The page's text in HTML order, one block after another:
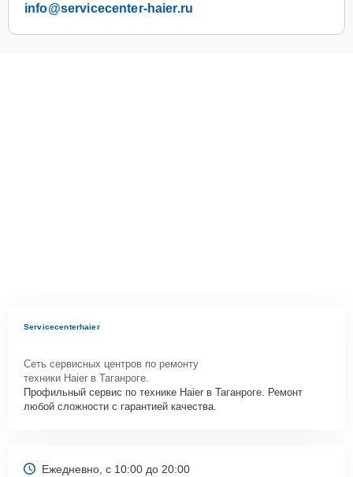
info@servicecenter-haier.ru
Servicecenterhaier
Сеть сервисных центров по ремонту
техники Haier в Таганроге.
Профильный сервис по технике Haier в Таганроге. Ремонт
любой сложности с гарантией качества.
Ежедневно, с 10:00 до 20:00